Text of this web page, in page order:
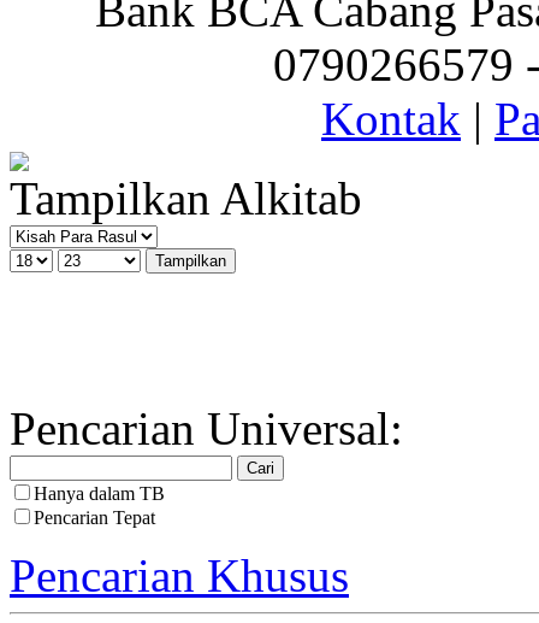
0790266579
Kontak |
Tampilkan Alkitab
Pencarian Universal:
Hanya dalam TB
Pencarian Tepat
Pencarian Khusus